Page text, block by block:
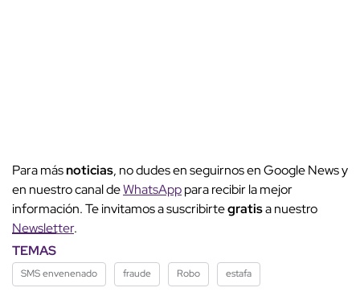
Para másnoticias, no dudes en seguirnos en Google News y
en nuestro canal deWhatsApppara recibir la mejor
información. Te invitamos a suscribirtegratisa nuestro
Newsletter.
TEMAS
SMS envenenado fraude Robo estafa